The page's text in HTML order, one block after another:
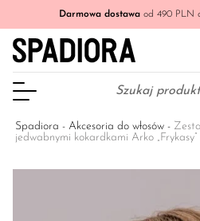
Darmowa dostawa od 490 PLN
Spadiora - Akcesoria do włosów -
jedwabnymi kokardkami Arko „Frykasy”